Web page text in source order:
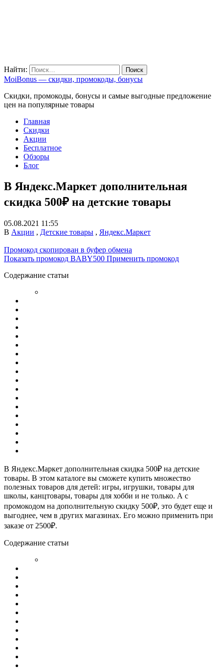
Найти:
MoiBonus — скидки, промокоды, бонусы
Скидки, промокоды, бонусы и самые выгодные предложение
цен на популярные товары
Главная
Скидки
Акции
Бесплатное
Обзоры
Блог
В Яндекс.Маркет дополнительная
скидка 500₽ на детские товары
05.08.2021 11:55
В Акции , Детские товары , Яндекс.Маркет
Промокод скопирован в буфер обмена
Показать промокод BABY500 Применить промокод
Содержание статьи
В Яндекс.Маркет дополнительная скидка 500₽ на детские
товары. В этом каталоге вы сможете купить множество
полезных товаров для детей: игры, игрушки, товары для
школы, канцтовары, товары для хобби и не только. А с
промокодом на дополнительную скидку 500₽, это будет еще и
выгоднее, чем в других магазинах. Его можно применить при
заказе от 2500₽.
Содержание статьи